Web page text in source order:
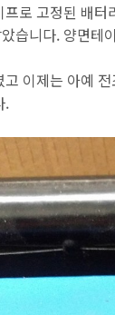
로 고정된 배
습니다. 양면테
이제는 아예
.